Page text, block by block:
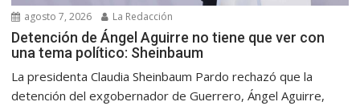
agosto 7, 2026 La Redacción
Detención de Ángel Aguirre no tiene que ver con
una tema político: Sheinbaum
La presidenta Claudia Sheinbaum Pardo rechazó que la
detención del exgobernador de Guerrero, Ángel Aguirre,